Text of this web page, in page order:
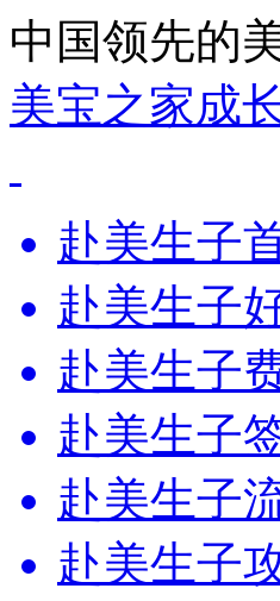
中国领先的
美宝之家成
赴美生子
赴美生子
赴美生子
赴美生子
赴美生子
赴美生子